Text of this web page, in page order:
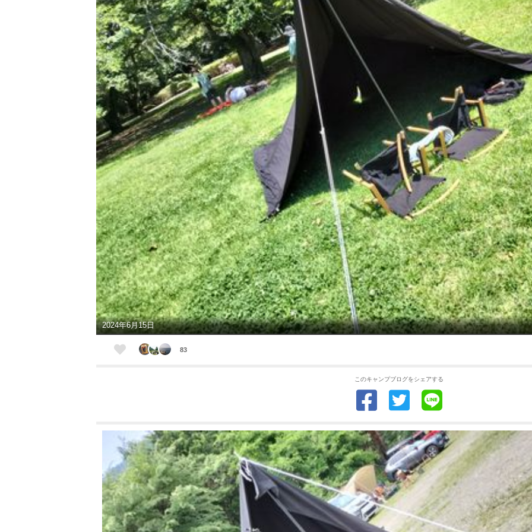
2024年6月15日
83
このキャンプブログをシェアする